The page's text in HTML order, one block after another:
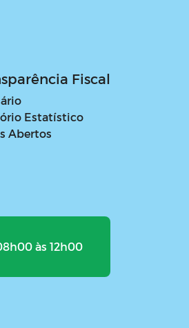
Fiscal
Estatístico
Abertos
às 12h00